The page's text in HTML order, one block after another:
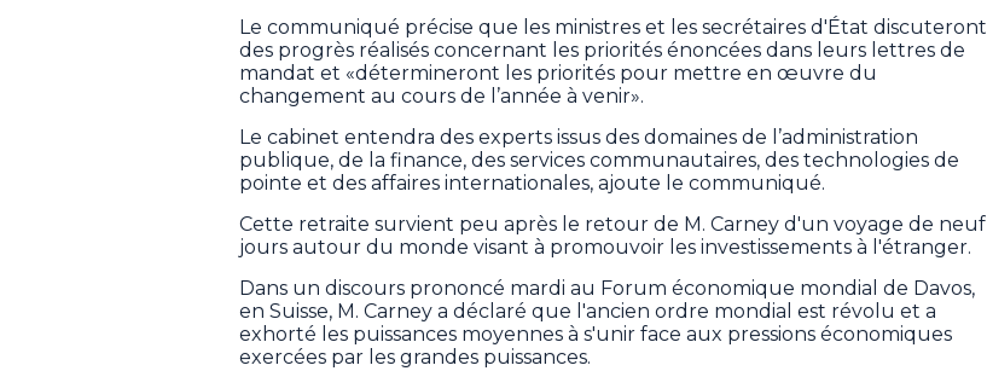
Le communiqué précise que les ministres et les secrétaires d'État discuteront
des progrès réalisés concernant les priorités énoncées dans leurs lettres de
mandat et «détermineront les priorités pour mettre en œuvre du
changement au cours de l’année à venir».
Le cabinet entendra des experts issus des domaines de l’administration
publique, de la finance, des services communautaires, des technologies de
pointe et des affaires internationales, ajoute le communiqué.
Cette retraite survient peu après le retour de M. Carney d'un voyage de neuf
jours autour du monde visant à promouvoir les investissements à l'étranger.
Dans un discours prononcé mardi au Forum économique mondial de Davos,
en Suisse, M. Carney a déclaré que l'ancien ordre mondial est révolu et a
exhorté les puissances moyennes à s'unir face aux pressions économiques
exercées par les grandes puissances.